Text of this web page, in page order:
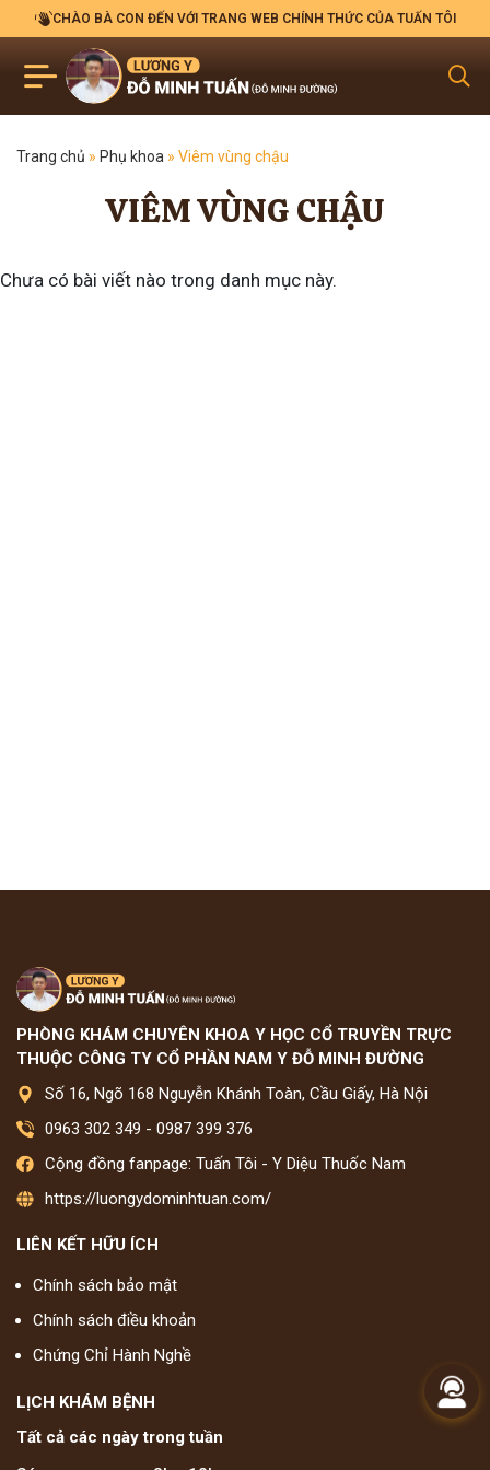
CHÀO BÀ CON ĐẾN VỚI TRANG WEB CHÍNH THỨC CỦA TUẤN TÔI
Trang chủ » Phụ khoa » Viêm vùng chậu
VIÊM VÙNG CHẬU
Chưa có bài viết nào trong danh mục này.
PHÒNG KHÁM CHUYÊN KHOA Y HỌC CỔ TRUYỀN TRỰC
THUỘC CÔNG TY CỔ PHẦN NAM Y ĐỖ MINH ĐƯỜNG
Số 16, Ngõ 168 Nguyễn Khánh Toàn, Cầu Giấy, Hà Nội
0963 302 349 - 0987 399 376
Cộng đồng fanpage: Tuấn Tôi - Y Diệu Thuốc Nam
https://luongydominhtuan.com/
LIÊN KẾT HỮU ÍCH
Chính sách bảo mật
Chính sách điều khoản
Chứng Chỉ Hành Nghề
LỊCH KHÁM BỆNH
Tất cả các ngày trong tuần